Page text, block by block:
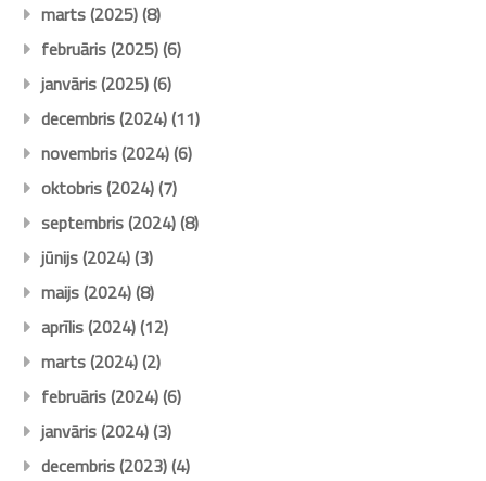
marts (2025)(8)
februāris (2025)(6)
janvāris (2025)(6)
decembris (2024)(11)
novembris (2024)(6)
oktobris (2024)(7)
septembris (2024)(8)
jūnijs (2024)(3)
maijs (2024)(8)
aprīlis (2024)(12)
marts (2024)(2)
februāris (2024)(6)
janvāris (2024)(3)
decembris (2023)(4)